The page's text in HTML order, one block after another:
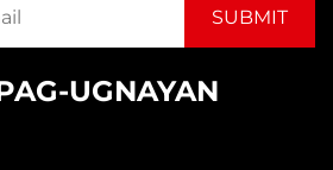
UGNAYAN